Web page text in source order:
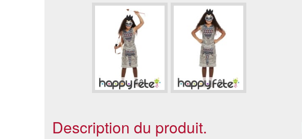
Description du produit.